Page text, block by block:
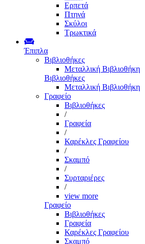
Ερπετά
Πτηνά
Σκύλοι
Τρωκτικά
Έπιπλα
Βιβλιοθήκες
Μεταλλική Βιβλιοθήκη
Βιβλιοθήκες
Μεταλλική Βιβλιοθήκη
Γραφείο
Βιβλιοθήκες
/
Γραφεία
/
Καρέκλες Γραφείου
/
Σκαμπό
/
Συρταριέρες
/
view more
Γραφείο
Βιβλιοθήκες
Γραφεία
Καρέκλες Γραφείου
Σκαμπό